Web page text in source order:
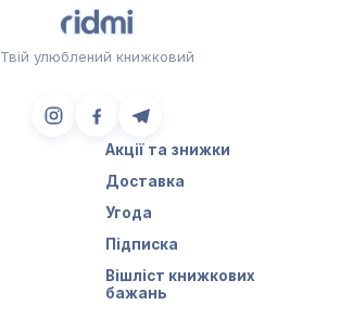
Твій улюблений книжковий
Акції та знижки
Доставка
Угода
Підписка
Вішліст книжкових
бажань